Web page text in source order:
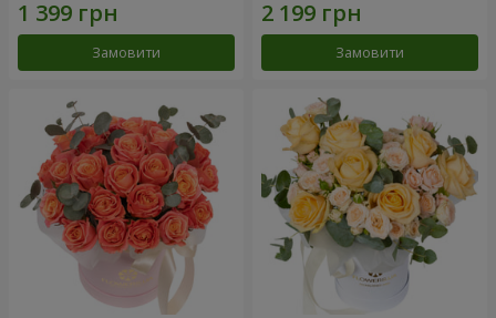
Замовити Замовити